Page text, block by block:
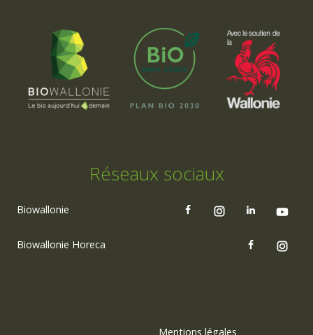
Réseaux sociaux
Biowallonie
Biowallonie Horeca
Mentions légales